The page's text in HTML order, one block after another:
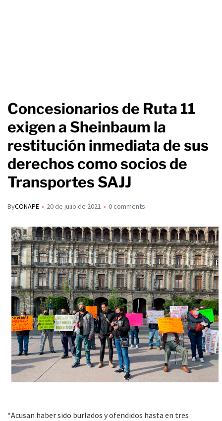
Concesionarios de Ruta 11
exigen a Sheinbaum la
restitución inmediata de sus
derechos como socios de
Transportes SAJJ
ByCONAPE 20 de julio de 2021 0 comments
*Acusan haber sido burlados y ofendidos hasta en tres